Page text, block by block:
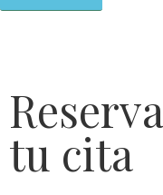
Reserva
tu cita